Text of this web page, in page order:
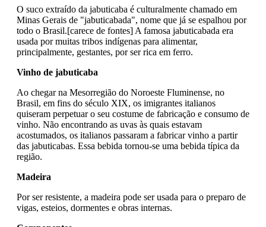
O suco extraído da jabuticaba é culturalmente chamado em
Minas Gerais de "jabuticabada", nome que já se espalhou por
todo o Brasil.[carece de fontes] A famosa jabuticabada era
usada por muitas tribos indígenas para alimentar,
principalmente, gestantes, por ser rica em ferro.
Vinho de jabuticaba
Ao chegar na Mesorregião do Noroeste Fluminense, no
Brasil, em fins do século XIX, os imigrantes italianos
quiseram perpetuar o seu costume de fabricação e consumo de
vinho. Não encontrando as uvas às quais estavam
acostumados, os italianos passaram a fabricar vinho a partir
das jabuticabas. Essa bebida tornou-se uma bebida típica da
região.
Madeira
Por ser resistente, a madeira pode ser usada para o preparo de
vigas, esteios, dormentes e obras internas.